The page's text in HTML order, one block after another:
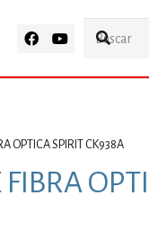
OPTICA SPIRIT CK938A